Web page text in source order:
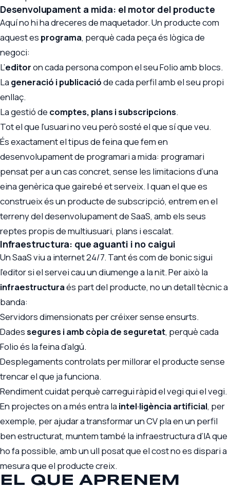
Desenvolupament a mida: el motor del producte
Aquí no hi ha dreceres de maquetador. Un producte com
aquest es programa, perquè cada peça és lògica de
negoci:
L’editoron cada persona compon el seu Folio amb blocs.
La generació i publicacióde cada perfil amb el seu propi
enllaç.
La gestió de comptes, plans i subscripcions.
Tot el que l’usuari no veu però sosté el que sí que veu.
És exactament el tipus de feina que fem en
desenvolupament de programari a mida: programari
pensat per a un cas concret, sense les limitacions d’una
eina genèrica que gairebé et serveix. I quan el que es
construeix és un producte de subscripció, entrem en el
terreny deldesenvolupament de SaaS, amb els seus
reptes propis de multiusuari, plans i escalat.
Infraestructura: que aguanti i no caigui
Un SaaS viu a internet 24/7. Tant és com de bonic sigui
l’editor si el servei cau un diumenge a la nit. Per això la
infraestructuraés part del producte, no un detall tècnic a
banda:
Servidors dimensionats per créixer sense ensurts.
Dadessegures i amb còpia de seguretat, perquè cada
Folio és la feina d’algú.
Desplegaments controlats per millorar el producte sense
trencar el que ja funciona.
Rendiment cuidat perquè carregui ràpid el vegi qui el vegi.
En projectes on a més entra la intel·ligència artificial, per
exemple, per ajudar a transformar un CV pla en un perfil
ben estructurat, muntem també la infraestructura d’IAque
ho fa possible, amb un ull posat que el cost no es dispari a
mesura que el producte creix.
EL QUE APRENEM